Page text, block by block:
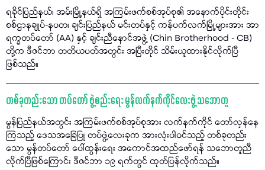
ရခိုင်ပြည်နယ်၊ အမ်းမြို့နယ်ရှိ အကြမ်းဖက်စစ်အုပ်စု၏ အနောက်ပိုင်းတိုင်း
စစ်ဌာနချုပ်-နပတ၊ ချင်းပြည်နယ် မင်းတပ်နှင့် ကန်ပက်လက်မြို့များအား အာ
ရက္ခတပ်တော် (AA) နှင့် ချင်းညီနောင်အဖွဲ့ (Chin Brotherhood - CB)
တို့က ဒီဇင်ဘာ တတိယပတ်အတွင်း အပြီးတိုင် သိမ်းယူထားနိုင်လိုက်ပြီ
ဖြစ်သည်။
တစ်ခုတည်းသော တပ်တော် ဖွဲ့စည်းရေး မွန်လက်နက်ကိုင်လေးဖွဲ့ သဘောတူ
မွန်ပြည်နယ်အတွင်း အကြမ်းဖက်စစ်အုပ်စုအား လက်နက်ကိုင် တော်လှန်နေ
ကြသည့် ဒေသအခြေပြု တပ်ဖွဲ့လေးခုက အားလုံးပါဝင်သည့် တစ်ခုတည်း
သော မွန်တပ်တော် ပေါ်ထွန်းရေး အကောင်အထည်ဖော်ရန် သဘောတူညီ
လိုက်ပြီဖြစ်ကြောင်း ဒီဇင်ဘာ ၁၉ ရက်တွင် ထုတ်ပြန်လိုက်သည်။